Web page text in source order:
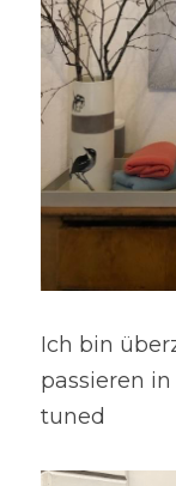
Ich bin
passieren in
tuned